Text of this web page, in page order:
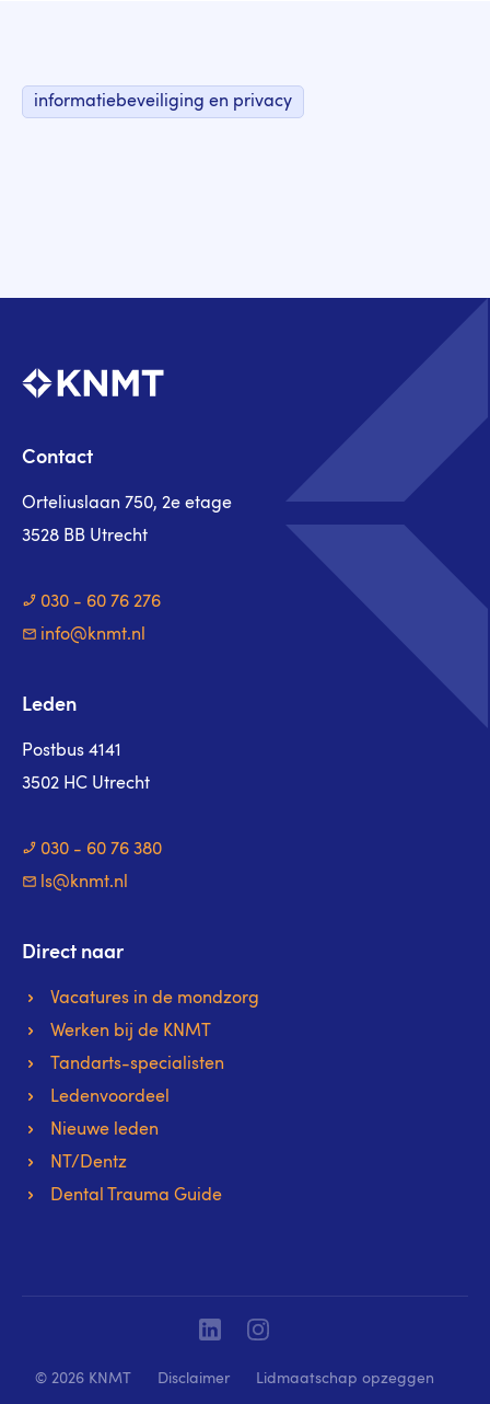
informatiebeveiliging en privacy
Contact
Orteliuslaan 750, 2e etage
3528 BB Utrecht
030 - 60 76 276
info@knmt.nl
Leden
Postbus 4141
3502 HC Utrecht
030 - 60 76 380
ls@knmt.nl
Direct naar
Vacatures in de mondzorg
Werken bij de KNMT
Tandarts-specialisten
Ledenvoordeel
Nieuwe leden
NT/Dentz
Dental Trauma Guide
© 2026 KNMT Disclaimer Lidmaatschap opzeggen
Linkedin